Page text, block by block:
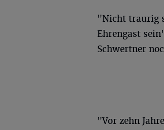
"Nicht traurig
Ehrengast
Schwertner
"Vor zehn